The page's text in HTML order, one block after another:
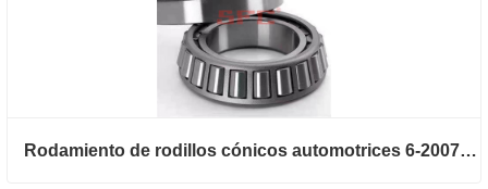
Rodamiento de rodillos cónicos automotrices 6-2007108a